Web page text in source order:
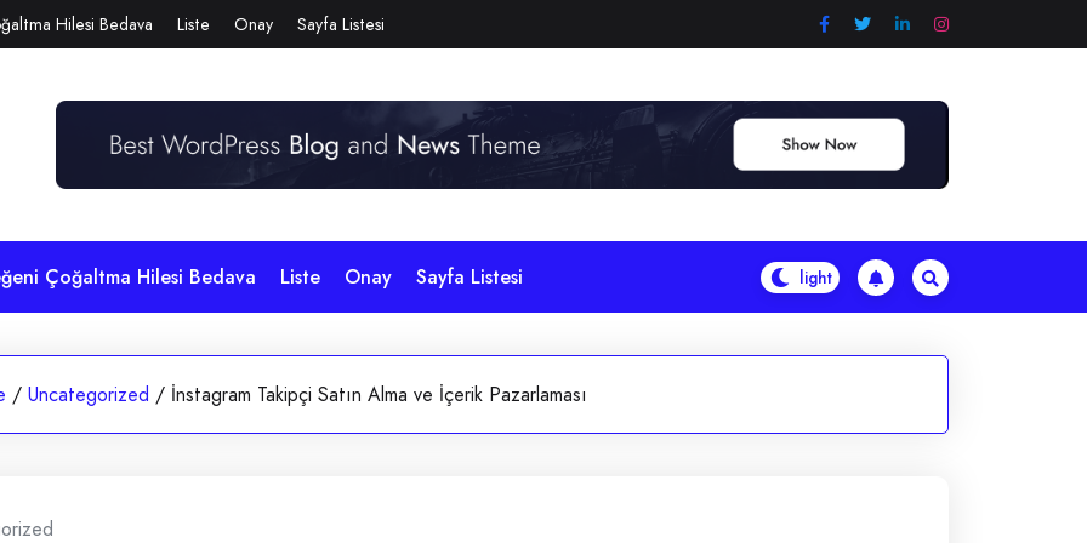
Hilesi Bedava Liste Onay Sayfa Listesi
Çoğaltma Hilesi Bedava Liste Onay Sayfa Listesi
/ Uncategorized / İnstagram Takipçi Satın Alma ve İçerik Pazarlaması